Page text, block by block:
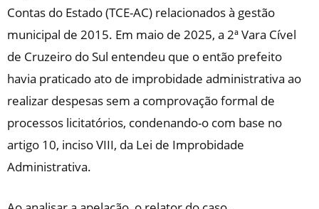
Contas do Estado (TCE-AC) relacionados à gestão
municipal de 2015. Em maio de 2025, a 2ª Vara Cível
de Cruzeiro do Sul entendeu que o então prefeito
havia praticado ato de improbidade administrativa ao
realizar despesas sem a comprovação formal de
processos licitatórios, condenando-o com base no
artigo 10, inciso VIII, da Lei de Improbidade
Administrativa.